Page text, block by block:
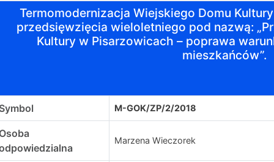
Wiejskiego Domu Kultury w
Termomodernizacja Wiejskiego Domu
przedsięwzięcia wieloletniego pod nazwą:
Kultury w Pisarzowicach – poprawa
mieszkańców”.
M-GOK/ZP/2/2018
Marzena Wieczorek